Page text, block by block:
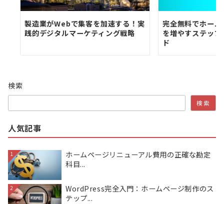
製造業がWebで集客を加速する！実
践的デジタルマーケティング戦略
完全無料でホー
を増やすステッ
ド
検索
検索
人気記事
1
ホームページリニューアル費用の正確な勘定
科目...
2
WordPress完全入門：ホームページ制作のス
テップ...